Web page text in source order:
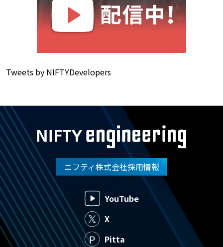
Tweets by NIFTYDevelopers
ニフティ株式会社採用情報
YouTube
X
Pitta